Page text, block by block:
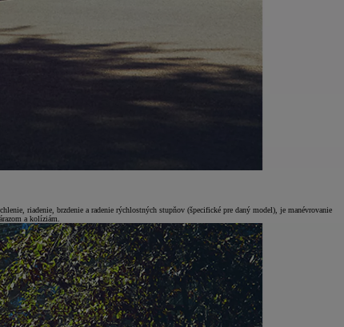
riadenie, brzdenie a radenie rýchlostných stupňov (špecifické pre daný model), je manévrovanie
a kolíziám.